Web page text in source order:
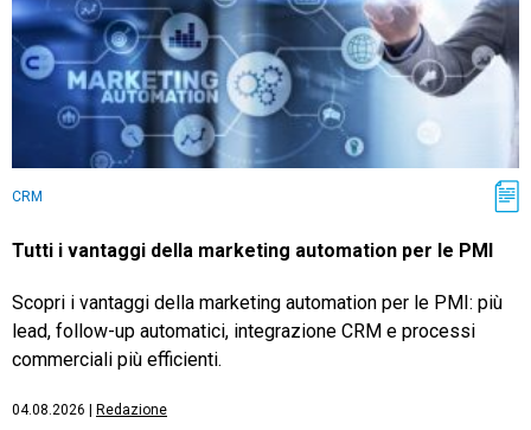
CRM
Tutti i vantaggi della marketing automation per le PMI
Scopri i vantaggi della marketing automation per le PMI: più
lead, follow-up automatici, integrazione CRM e processi
commerciali più efficienti.
04.08.2026 Redazione